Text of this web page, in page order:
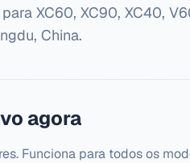
XC60, XC90, XC40,
China.
agora
Funciona para todos os